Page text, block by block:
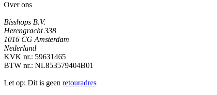
Over ons
Bisshops B.V.
Herengracht 338
1016 CG Amsterdam
Nederland
KVK nr.: 59631465
BTW nr.: NL853579404B01
Let op: Dit is geen retouradres